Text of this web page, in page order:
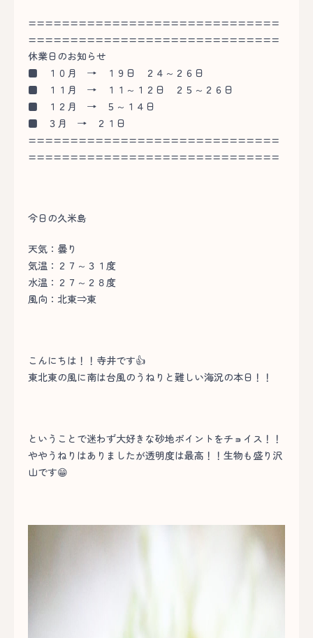
==============================
==============================
休業日のお知らせ
■ １０月 → １９日 ２４～２６日
■ １１月 → １１～１２日 ２５～２６日
■ １２月 → ５～１４日
■ ３月 → ２１日
==============================
==============================
今日の久米島
天気：曇り
気温：２７～３１度
水温：２７～２８度
風向：北東⇒東
こんにちは！！寺井です👍
東北東の風に南は台風のうねりと難しい海況の本日！！
ということで迷わず大好きな砂地ポイントをチョイス！！
ややうねりはありましたが透明度は最高！！生物も盛り沢
山です😁